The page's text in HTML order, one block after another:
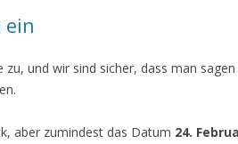
ein
zu, und wir sind sicher, dass man
aber zumindest das Datum 24.